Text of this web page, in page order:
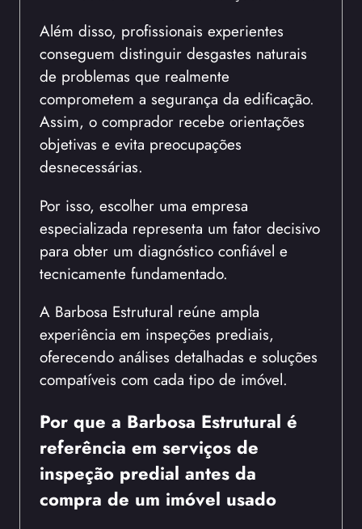
Além disso, profissionais experientes
conseguem distinguir desgastes naturais
de problemas que realmente
comprometem a segurança da edificação.
Assim, o comprador recebe orientações
objetivas e evita preocupações
desnecessárias.
Por isso, escolher uma empresa
especializada representa um fator decisivo
para obter um diagnóstico confiável e
tecnicamente fundamentado.
A Barbosa Estrutural reúne ampla
experiência em inspeções prediais,
oferecendo análises detalhadas e soluções
compatíveis com cada tipo de imóvel.
Por que a Barbosa Estrutural é
referência em serviços de
inspeção predial antes da
compra de um imóvel usado